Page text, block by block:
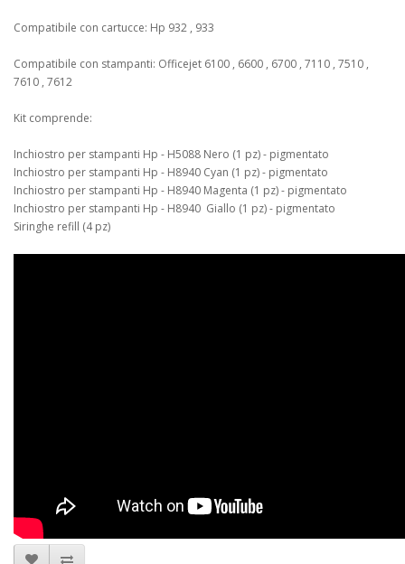
Compatibile con cartucce: Hp 932 , 933
Compatibile con stampanti: Officejet 6100 , 6600 , 6700 , 7110 , 7510 ,
7610 , 7612
Kit comprende:
Inchiostro per stampanti Hp - H5088 Nero (1 pz) - pigmentato
Inchiostro per stampanti Hp - H8940 Cyan (1 pz) - pigmentato
Inchiostro per stampanti Hp - H8940 Magenta (1 pz) - pigmentato
Inchiostro per stampanti Hp - H8940 Giallo (1 pz) - pigmentato
Siringhe refill (4 pz)